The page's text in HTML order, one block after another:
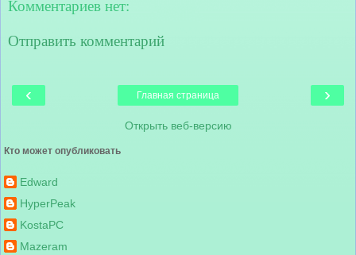
Комментариев нет:
Отправить комментарий
‹ ›
Главная страница
Открыть веб-версию
Кто может опубликовать
Edward
HyperPeak
KostaPC
Mazeram